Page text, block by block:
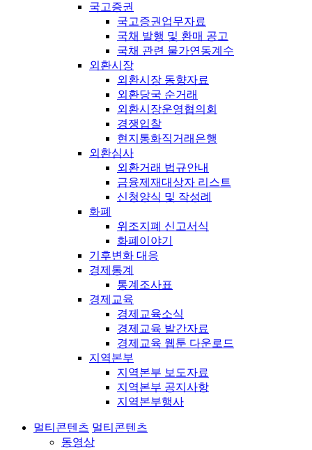
국고증권
국고증권업무자료
국채 발행 및 환매 공고
국채 관련 물가연동계수
외환시장
외환시장 동향자료
외환당국 순거래
외환시장운영협의회
경쟁입찰
현지통화직거래은행
외환심사
외환거래 법규안내
금융제재대상자 리스트
신청양식 및 작성례
화폐
위조지폐 신고서식
화폐이야기
기후변화 대응
경제통계
통계조사표
경제교육
경제교육소식
경제교육 발간자료
경제교육 웹툰 다운로드
지역본부
지역본부 보도자료
지역본부 공지사항
지역본부행사
멀티콘텐츠 멀티콘텐츠
동영상